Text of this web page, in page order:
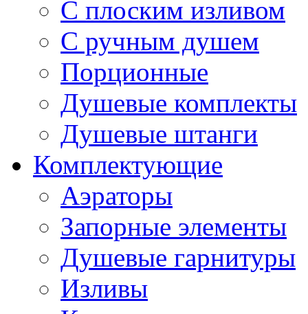
С плоским изливом
С ручным душем
Порционные
Душевые комплекты
Душевые штанги
Комплектующие
Аэраторы
Запорные элементы
Душевые гарнитуры
Изливы